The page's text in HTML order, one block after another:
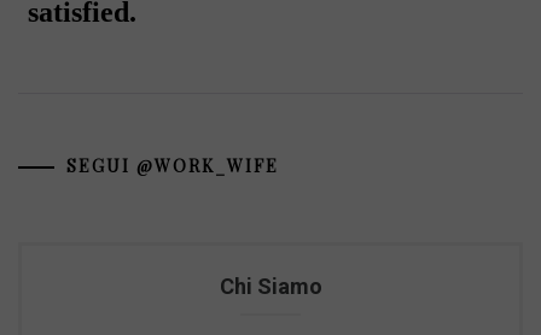
SEGUI @WORK_WIFE
Chi Siamo